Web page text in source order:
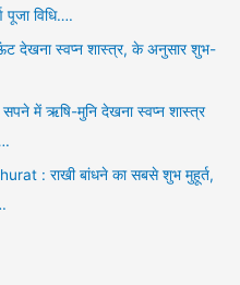
पूजा विधि….
देखना स्वप्न शास्त्र, के अनुसार शुभ-
में ऋषि-मुनि देखना स्वप्न शास्त्र
: राखी बांधने का सबसे शुभ मुहूर्त,